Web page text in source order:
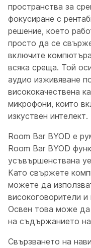
пространства за
фокусиране с
решение, което
просто да се
включите
всяка среща. Той
аудио изживяване
висококачествена
микрофони, които
изкуствен интелект.
Room Bar BYOD е
Room Bar BYOD
усъвършенствана
Като свържете
можете да
високоговорители
Освен това може да
на съдържанието
Свързването на